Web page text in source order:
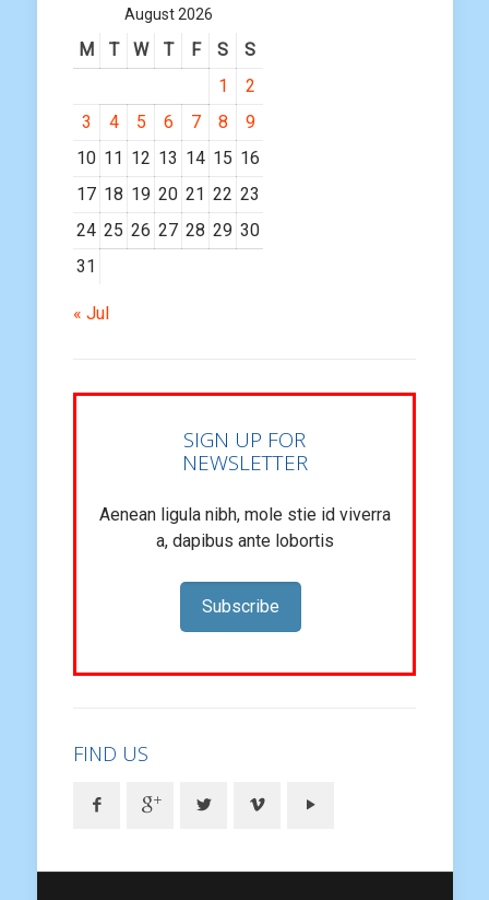
August 2026
M T W T F S
S
1
2
3
4 5 6 7 8
9
10 11 12 13 14 15 16
17 18 19 20 21 22 23
24 25 26 27 28 29 30
31
« Jul
SIGN UP FOR
NEWSLETTER
Aenean ligula nibh, mole stie id viverra
a, dapibus ante lobortis
Subscribe
FIND US